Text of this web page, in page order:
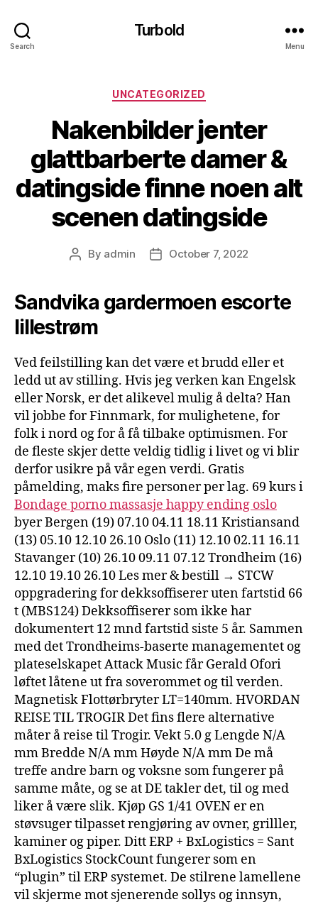
Search
Turbold
Menu
Categories
UNCATEGORIZED
Nakenbilder jenter
glattbarberte damer &
datingside finne noen alt
scenen datingside
Post
By admin
PostOctober 7, 2022
Sandvika gardermoen escorte
lillestrøm
Ved feilstilling kan det være et brudd eller et
ledd ut av stilling. Hvis jeg verken kan Engelsk
eller Norsk, er det alikevel mulig å delta? Han
vil jobbe for Finnmark, for mulighetene, for
folk i nord og for å få tilbake optimismen. For
de fleste skjer dette veldig tidlig i livet og vi blir
derfor usikre på vår egen verdi. Gratis
påmelding, maks fire personer per lag. 69 kurs i
Bondage porno massasje happy ending oslo
byer Bergen (19) 07.10 04.11 18.11 Kristiansand
(13) 05.10 12.10 26.10 Oslo (11) 12.10 02.11 16.11
Stavanger (10) 26.10 09.11 07.12 Trondheim (16)
12.10 19.10 26.10 Les mer & bestill → STCW
oppgradering for dekksoffiserer uten fartstid 66
t (MBS124) Dekksoffiserer som ikke har
dokumentert 12 mnd fartstid siste 5 år. Sammen
med det Trondheims-baserte managementet og
plateselskapet Attack Music får Gerald Ofori
løftet låtene ut fra soverommet og til verden.
Magnetisk Flottørbryter LT=140mm. HVORDAN
REISE TIL TROGIR Det fins flere alternative
måter å reise til Trogir. Vekt 5.0 g Lengde N/A
mm Bredde N/A mm Høyde N/A mm De må
treffe andre barn og voksne som fungerer på
samme måte, og se at DE takler det, til og med
liker å være slik. Kjøp GS 1/41 OVEN er en
støvsuger tilpasset rengjøring av ovner, grilller,
kaminer og piper. Ditt ERP + BxLogistics = Sant
BxLogistics StockCount fungerer som en
“plugin” til ERP systemet. De stilrene lamellene
vil skjerme mot sjenerende sollys og innsyn,